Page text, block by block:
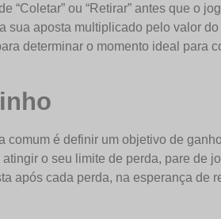
ou “Retirar” antes que o
sua aposta multiplicado pelo valor
determinar o momento ideal para
é definir um objetivo de
o seu limite de perda, pare de
após cada perda, na esperança de